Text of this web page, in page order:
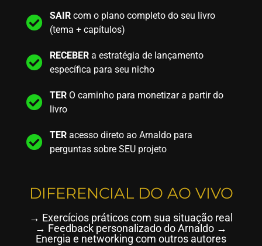
SAIRcom o plano completo do seu livro
(tema + capítulos)
RECEBERa estratégia de lançamento
específica para seu nicho
TERO caminho para monetizar a partir do
livro
TERacesso direto ao Arnaldo para
perguntas sobre SEU projeto
DIFERENCIAL DO AO VIVO
→ Exercícios práticos com sua situação real
→ Feedback personalizado do Arnaldo →
Energia e networking com outros autores